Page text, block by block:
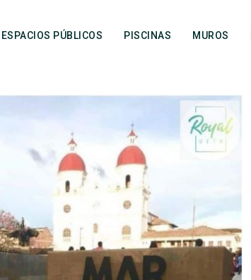
ESPACIOS PÚBLICOS PISCINAS MUROS